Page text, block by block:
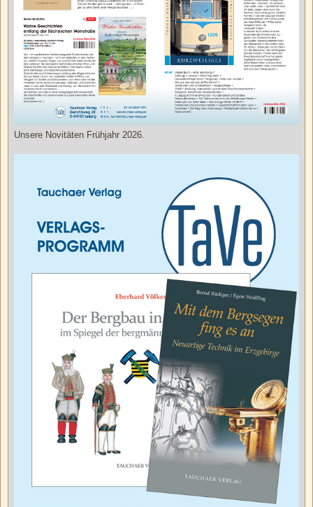
Unsere Novitäten Frühjahr 2026.